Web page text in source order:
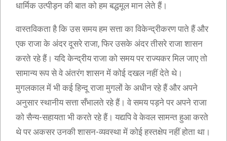
धार्मिक उत्पीड़न की बात को हम बद्धमूल मान लेते हैं।
वास्तविकता है कि उस समय हम सत्ता का विकेन्द्रीकरण पाते हैं और
एक राजा के अंदर दूसरे राजा, फिर उसके अंदर तीसरे राजा शासन
करते रहे हैं। यदि केन्द्रीय राजा को समय पर राज्यकर मिल जाए तो
सामान्य रूप से वे अंतरंग शासन में कोई दखल नहीं देते थे।
मुगलकाल में भी कई हिन्दू राजा मुगलों के अधीन रहे हैं और अपने
अनुसार स्थानीय सत्ता सँभालते रहे हैं। वे समय पड़ने पर अपने राजा
को सैन्य-सहायता भी करते रहे हैं। यद्यपि वे केवल सामन्त हुआ करते
थे पर अकसर उनकी शासन-व्यवस्था में कोई हस्तक्षेप नहीं होता था।